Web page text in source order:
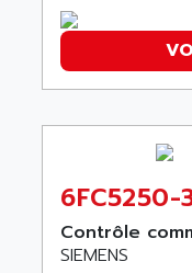
FLEX I/O
NT620C
SIMATIC S5-101
SIMATIC
S900 II
S900
AHLBERG
AIR ET
AIR SYSTEMS
AIR
Contrôle
SIEMENS